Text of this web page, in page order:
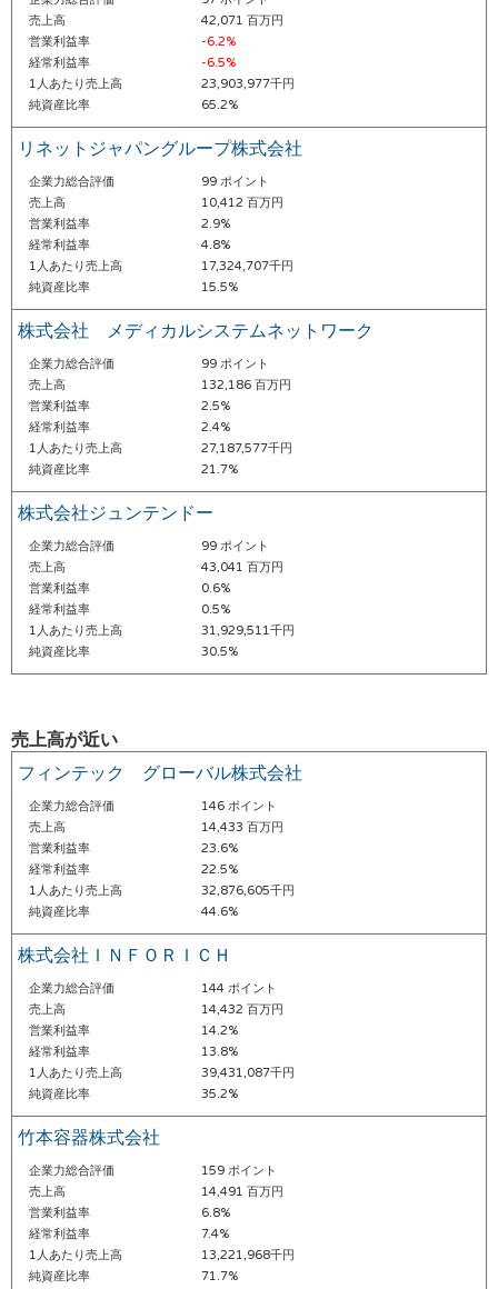
売上高
42,071 百万円
営業利益率
-6.2%
経常利益率
-6.5%
1人あたり売上高
23,903,977千円
純資産比率
65.2%
リネットジャパングループ株式会社
企業力総合評価
99 ポイント
売上高
10,412 百万円
営業利益率
2.9%
経常利益率
4.8%
1人あたり売上高
17,324,707千円
純資産比率
15.5%
株式会社 メディカルシステムネットワーク
企業力総合評価
99 ポイント
売上高
132,186 百万円
営業利益率
2.5%
経常利益率
2.4%
1人あたり売上高
27,187,577千円
純資産比率
21.7%
株式会社ジュンテンドー
企業力総合評価
99 ポイント
売上高
43,041 百万円
営業利益率
0.6%
経常利益率
0.5%
1人あたり売上高
31,929,511千円
純資産比率
30.5%
売上高が近い
フィンテック グローバル株式会社
企業力総合評価
146 ポイント
売上高
14,433 百万円
営業利益率
23.6%
経常利益率
22.5%
1人あたり売上高
32,876,605千円
純資産比率
44.6%
株式会社ＩＮＦＯＲＩＣＨ
企業力総合評価
144 ポイント
売上高
14,432 百万円
営業利益率
14.2%
経常利益率
13.8%
1人あたり売上高
39,431,087千円
純資産比率
35.2%
竹本容器株式会社
企業力総合評価
159 ポイント
売上高
14,491 百万円
営業利益率
6.8%
経常利益率
7.4%
1人あたり売上高
13,221,968千円
純資産比率
71.7%